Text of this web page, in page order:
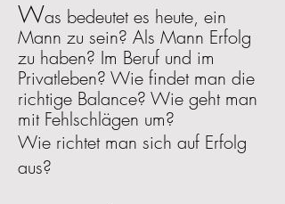
Was bedeutet es heute, ein
Mann zu sein? Als Mann Erfolg
zu haben? Im Beruf und im
Privatleben? Wie findet man die
richtige Balance? Wie geht man
mit Fehlschlägen um?
Wie richtet man sich auf Erfolg
aus?